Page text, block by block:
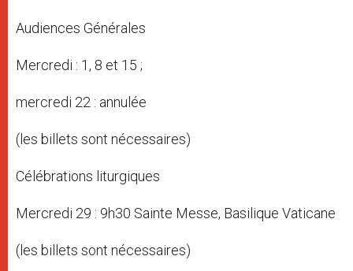
Audiences Générales
Mercredi : 1, 8 et 15 ;
mercredi 22 : annulée
(les billets sont nécessaires)
Célébrations liturgiques
Mercredi 29 : 9h30 Sainte Messe, Basilique Vaticane
(les billets sont nécessaires)